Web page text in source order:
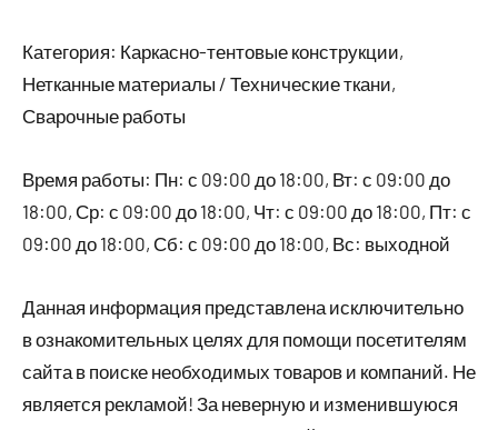
Категория: Каркасно-тентовые конструкции,
Нетканные материалы / Технические ткани,
Сварочные работы
Время работы: Пн: с 09:00 до 18:00, Вт: с 09:00 до
18:00, Ср: с 09:00 до 18:00, Чт: с 09:00 до 18:00, Пт: с
09:00 до 18:00, Сб: с 09:00 до 18:00, Вс: выходной
Данная информация представлена исключительно
в ознакомительных целях для помощи посетителям
сайта в поиске необходимых товаров и компаний. Не
является рекламой! За неверную и изменившуюся